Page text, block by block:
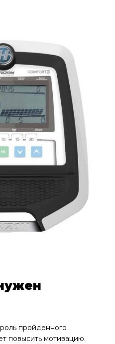
пройденного
повысить мотивацию.